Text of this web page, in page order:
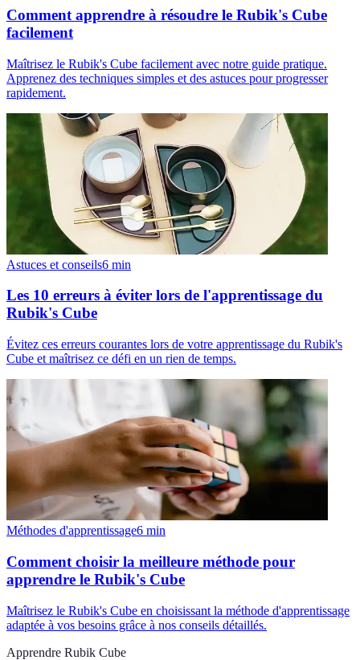
Comment apprendre à résoudre le Rubik's Cube
facilement
Maîtrisez le Rubik's Cube facilement avec notre guide pratique.
Apprenez des techniques simples et des astuces pour progresser
rapidement.
Astuces et conseils6 min
Les 10 erreurs à éviter lors de l'apprentissage du
Rubik's Cube
Évitez ces erreurs courantes lors de votre apprentissage du Rubik's
Cube et maîtrisez ce défi en un rien de temps.
Méthodes d'apprentissage6 min
Comment choisir la meilleure méthode pour
apprendre le Rubik's Cube
Maîtrisez le Rubik's Cube en choisissant la méthode d'apprentissage
adaptée à vos besoins grâce à nos conseils détaillés.
Apprendre Rubik Cube